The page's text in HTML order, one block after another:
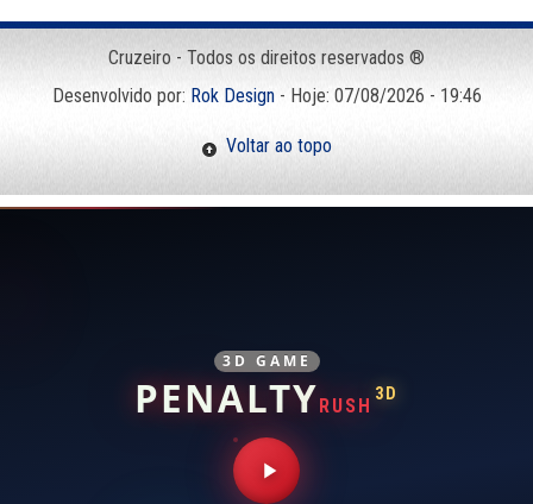
Cruzeiro - Todos os direitos reservados ®
Desenvolvido por: Rok Design- Hoje: 07/08/2026 - 19:46
Voltar ao topo
3D GAME
PENALTY RUSH
3D